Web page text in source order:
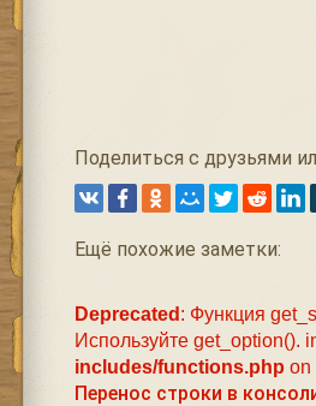
Поделиться с друзьями
Ещё похожие заметки:
Deprecated : Функция
Используйте get_option().
includes/functions.php on
Перенос строки в